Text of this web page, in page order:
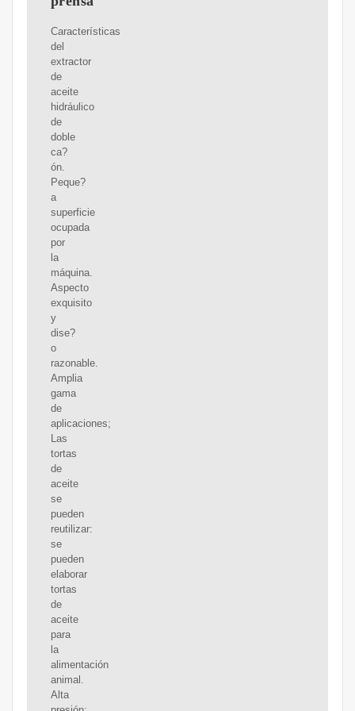
Características
del
extractor
de
aceite
hidráulico
de
doble
ca?
ón.
Peque?
a
superficie
ocupada
por
la
máquina.
Aspecto
exquisito
y
dise?
o
razonable.
Amplia
gama
de
aplicaciones;
Las
tortas
de
aceite
se
pueden
reutilizar:
se
pueden
elaborar
tortas
de
aceite
para
la
alimentación
animal.
Alta